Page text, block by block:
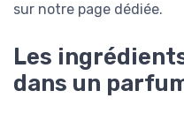
sur notre page dédiée.
Les
dans un